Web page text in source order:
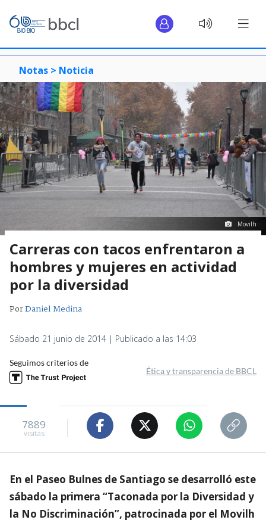
Notas > Noticia
Movilh
Carreras con tacos enfrentaron a
hombres y mujeres en actividad
por la diversidad
PorDaniel Medina
Sábado 21 junio de 2014 | Publicado a las 14:03
Seguimos criterios de
Ética y transparencia de BBCL
7889
visitas
En el Paseo Bulnes de Santiago se desarrolló este
sábado la primera “Taconada por la Diversidad y
la No Discriminación”, patrocinada por el Movilh